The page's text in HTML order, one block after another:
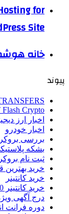
for
Site
خانه
پیوند
Crypto
اخبار ارز
اخبار خودرو
بررسی بروکر
بشکه
ثبت نام
خرید بهترین
خرید کانتینر
خرید کانتینر 40 فوت
درج آگهی
دوره فرانت